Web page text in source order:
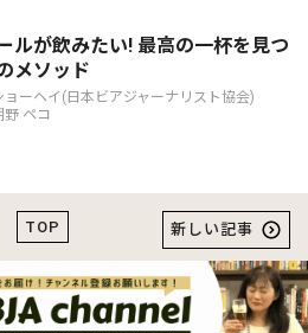
ルが飲みたい! 最高の一杯を見つ
メソッド
ーヘイ(日本ビアジャーナリスト協会)
野 ペコ
TOP 新しい記事